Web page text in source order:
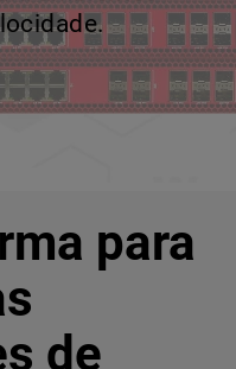
ocultos de
para
de